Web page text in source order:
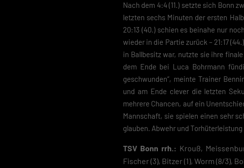
Nach dem 4:4 (11.) setzte sich Bonn
letzten sechs Minuten der ersten
20:13 (40.) schien es beinahe nur
wieder in die Partie zurück – 21:17
in Ballbesitz war, nutzte sie ihre
dem Ende bei Luca Bohrmann
geschwunden“, meinte Trainer
und am Ende clever die letzten
mehrere Chancen, auf ein
Mannschaft, sie spielen einen sehr
glauben. Abwehr und
TSV Bonn rrh.: Krouß,
Fischer (3), Bitzer (1), Worm (8/3),